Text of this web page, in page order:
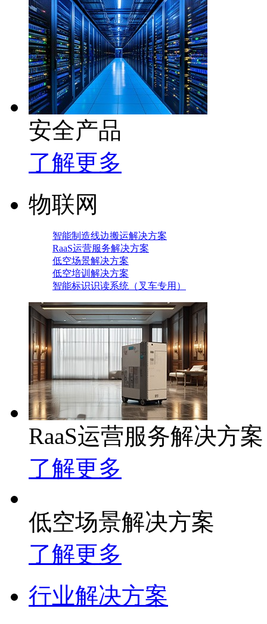
安全产品
了解更多
物联网
智能制造线边搬运解决方案
RaaS运营服务解决方案
低空场景解决方案
低空培训解决方案
智能标识识读系统（叉车专用）
RaaS运营服务解决方案
了解更多
低空场景解决方案
了解更多
行业解决方案